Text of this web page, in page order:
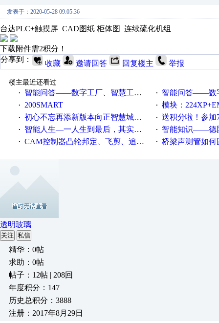
发表于：2020-05-28 09:05:36
台达PLC+触摸屏 CAD图纸 柜体图 连续硫化机组
下载附件需2积分！
分享到：
收藏 邀请回答 回复楼主 举报
楼主最近还看过
·
智能问答——数字工厂、智慧工厂和智能制造三者的区别是什么？ · 智能问答——数字化工厂与
· 200SMART · 模块：
· 初心不忘再添新版本向正智慧城市云展厅3.0版亮相 · 送积分啦！参加7月6日
· 智能人生—一人生到最后，其实拼的都是人品 · 智能知识——德国工业崛起
· CAM控制器凸轮邦定、飞剪、追剪等C功能块 · 桥梁声测管如何固
透明玻璃
关注 私信
精华：0帖
求助：0帖
帖子：12帖 | 208回
年度积分：147
历史总积分：3888
注册：2017年8月29日